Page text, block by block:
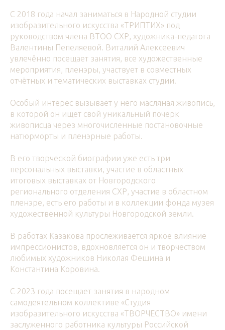
С 2018 года начал заниматься в Народной студии
изобразительного искусства «ТРИПТИХ» под
руководством члена ВТОО СХР, художника-педагога
Валентины Пепеляевой. Виталий Алексеевич
увлечённо посещает занятия, все художественные
мероприятия, пленэры, участвует в совместных
отчётных и тематических выставках студии.
Особый интерес вызывает у него масляная живопись,
в которой он ищет свой уникальный почерк
живописца через многочисленные постановочные
натюрморты и пленэрные работы.
В его творческой биографии уже есть три
персональных выставки, участие в областных
итоговых выставках от Новгородского
регионального отделения СХР, участие в областном
пленэре, есть его работы и в коллекции фонда музея
художественной культуры Новгородской земли.
В работах Казакова прослеживается яркое влияние
импрессионистов, вдохновляется он и творчеством
любимых художников Николая Фешина и
Константина Коровина.
С 2023 года посещает занятия в народном
самодеятельном коллективе «Студия
изобразительного искусства «ТВОРЧЕСТВО» имени
заслуженного работника культуры Российской